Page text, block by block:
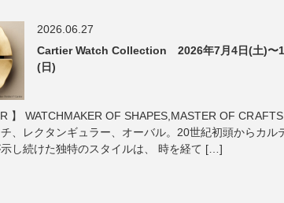
2026.06.27
Cartier Watch Collection 2026年7月4日(土)〜
(日)
】 WATCHMAKER OF SHAPES,MASTER OF
、レクタンギュラー、オーバル。20世紀初頭からカル
し続けた独特のスタイルは、 時を経て […]